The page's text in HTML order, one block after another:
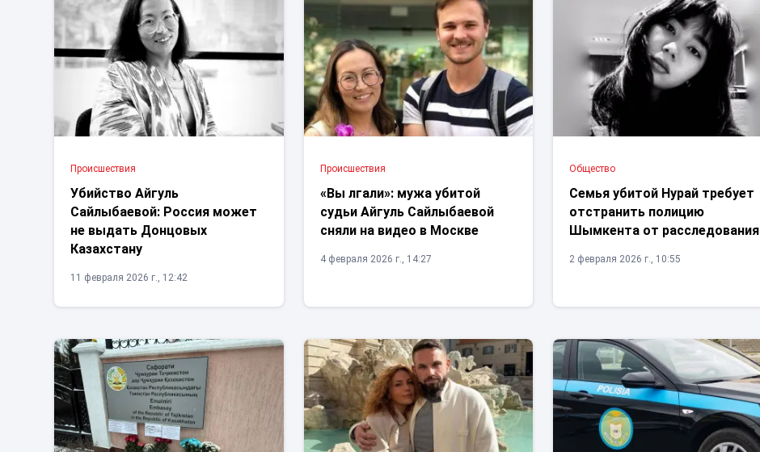
Проиcшествия
Убийство Айгуль
Сайлыбаевой: Россия может
не выдать Донцовых
Казахстану
11 февраля 2026 г., 12:42
Проиcшествия
«Вы лгали»: мужа убитой
судьи Айгуль Сайлыбаевой
сняли на видео в Москве
4 февраля 2026 г., 14:27
Общество
Семья убитой Нурай требует
отстранить полицию
Шымкента от расследования
2 февраля 2026 г., 10:55